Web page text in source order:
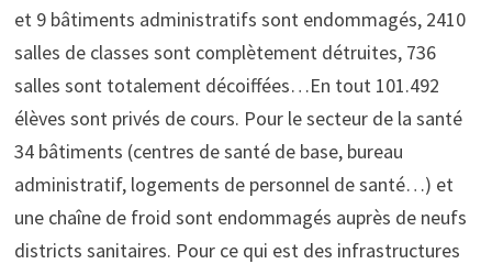
et 9 bâtiments administratifs sont endommagés, 2410
salles de classes sont complètement détruites, 736
salles sont totalement décoiffées…En tout 101.492
élèves sont privés de cours. Pour le secteur de la santé
34 bâtiments (centres de santé de base, bureau
administratif, logements de personnel de santé…) et
une chaîne de froid sont endommagés auprès de neufs
districts sanitaires. Pour ce qui est des infrastructures